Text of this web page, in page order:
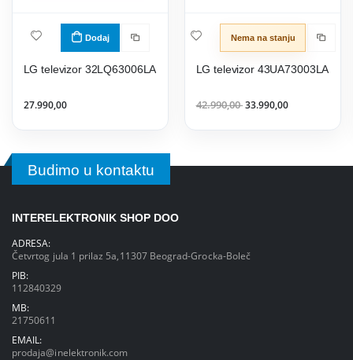
Dodaj
LG televizor 32LQ63006LA
27.990,00
Nema na stanju
LG televizor 43UA73003LA
42.990,0033.990,00
Budimo u kontaktu
INTERELEKTRONIK SHOP DOO
ADRESA:
Četvrtog jula 1 prilaz 5a,11307 Beograd-Grocka-Boleč
PIB:
112840329
MB:
21750611
EMAIL:
prodaja@inelektronik.com